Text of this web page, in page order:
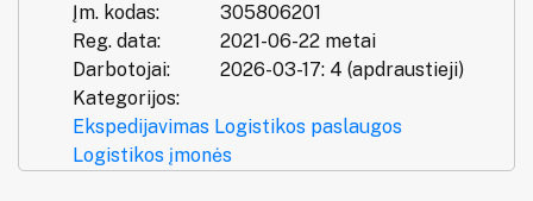
Įm. kodas:
305806201
Reg. data:
2021-06-22 metai
Darbotojai:
2026-03-17: 4 (apdraustieji)
Kategorijos:
Ekspedijavimas Logistikos paslaugos
Logistikos įmonės